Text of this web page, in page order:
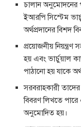
চালান অনুমোদনের
ইআরপি সিস্টেম
অর্থপ্রদানের বিশদ
প্রয়োজনীয়
হয় এবং ভার্চুয়াল
পাঠানো হয় যাকে
সরবরাহকারী
বিবরণ লিখতে পারে
অনুমোদিত হয়।